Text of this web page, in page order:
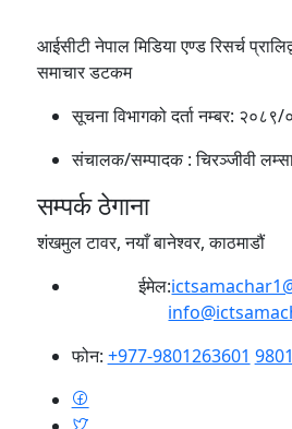
आईसीटी नेपाल मिडिया एण्ड रिसर्च
समाचार डटकम
सूचना विभागको दर्ता नम्बर: २०८९/
संचालक/सम्पादक :चिरञ्जीवी
सम्पर्क ठेगाना
शंखमुल टावर, नयाँ बानेश्वर, काठमाडौं
ईमेल:
फोन: +977-9801263601